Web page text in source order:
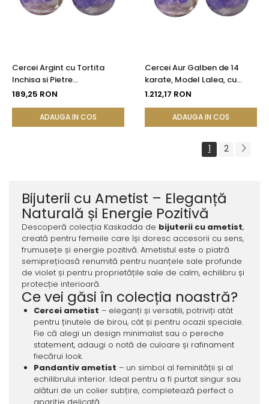
Cercei Argint cu Tortita
Inchisa si Pietre
Semipretioase Naturale de
189,25 RON
ADAUGA IN COS
Cercei Aur Galben de 14
karate, Model Lalea, cu
Pietre Semipretioase
Fatetat
1.212,17 RON
ADAUGA IN COS
1 2
Bijuterii cu Ametist – Eleganță
Naturală și Energie Pozitivă
Descoperă colecția Kaskadda de bijuterii cu ametist,
creată pentru femeile care își doresc accesorii cu sens,
frumusețe și energie pozitivă. Ametistul este o piatră
semiprețioasă renumită pentru nuanțele sale profunde
de violet și pentru proprietățile sale de calm, echilibru și
protecție interioară.
Ce vei găsi în colecția noastră?
Cercei ametist – eleganți și versatili, potriviți atât
pentru ținutele de birou, cât și pentru ocazii speciale.
Fie că alegi un design minimalist sau o pereche
statement, adaugi o notă de culoare și rafinament
fiecărui look.
Pandantiv ametist – un simbol al feminității și al
echilibrului interior. Ideal pentru a fi purtat singur sau
alături de un colier subțire, completează perfect o